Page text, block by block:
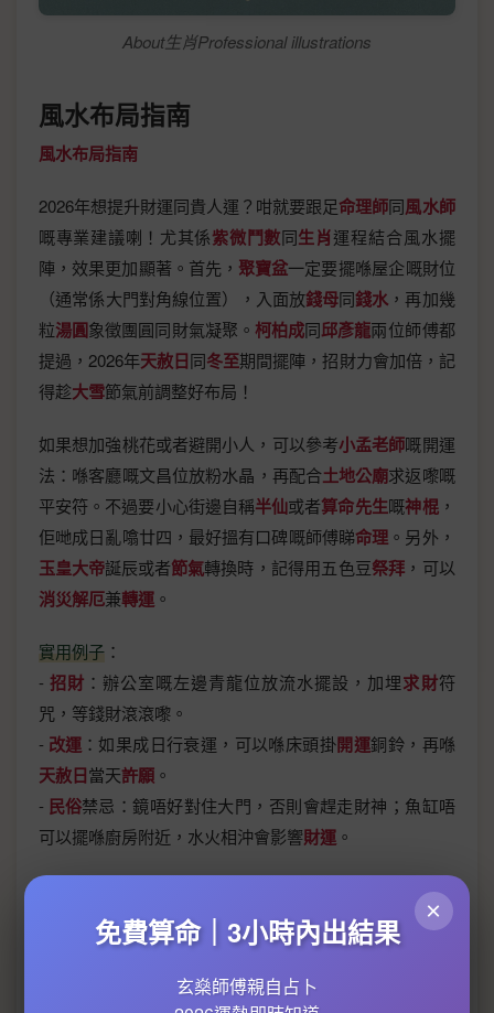
About生肖Professional illustrations
風水布局指南
風水布局指南
2026年想提升財運同貴人運？咁就要跟足命理師同風水師
嘅專業建議喇！尤其係紫微鬥數同生肖運程結合風水擺
陣，效果更加顯著。首先， 聚寶盆一定要擺喺屋企嘅財位
（通常係大門對角線位置），入面放錢母同錢水 ，再加幾
粒湯圓象徵團圓同財氣凝聚。 柯柏成同邱彥龍兩位師傅都
提過，2026年天赦日同冬至期間擺陣，招財力會加倍，記
得趁大雪節氣前調整好布局！
如果想加強桃花或者避開小人，可以參考小孟老師嘅開運
法：喺客廳嘅文昌位放粉水晶，再配合土地公廟求返嚟嘅
平安符。不過要小心街邊自稱半仙或者算命先生嘅神棍 ，
佢哋成日亂噏廿四，最好搵有口碑嘅師傅睇命理 。另外，
玉皇大帝誕辰或者節氣轉換時，記得用五色豆祭拜 ，可以
消災解厄兼轉運 。
實用例子 ：
- 招財 ：辦公室嘅左邊青龍位放流水擺設，加埋求財符
咒，等錢財滾滾嚟。
- 改運 ：如果成日行衰運，可以喺床頭掛開運銅鈴，再喺
天赦日當天許願 。
- 民俗禁忌：鏡唔好對住大門，否則會趕走財神；魚缸唔
可以擺喺廚房附近，水火相沖會影響財運 。
聚寶盆入
面嘅舊錢同更新錢水，先可以保持能量流動。邱彥龍 仲建
議，每年冬至同大雪期間重新布置一次風水陣，配合
睇吓流年方向，咁先至係長久
×
免費算命｜3小時內出結果
玄燊師傅親自占卜